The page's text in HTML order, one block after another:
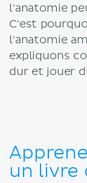
l'anatomie
C'est
l'anatomie
expliquons
dur et jouer
un livre